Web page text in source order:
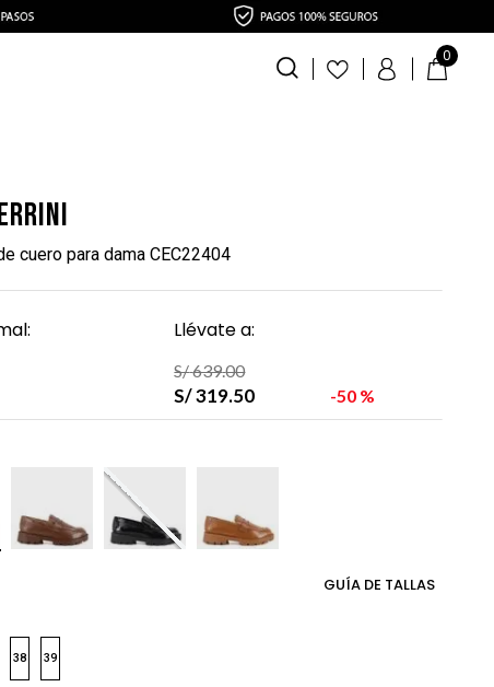
0
cuero para dama CEC22404
Llévate a:
S/639.00
S/319.50 50 %
38 39
GUÍA DE TALLAS